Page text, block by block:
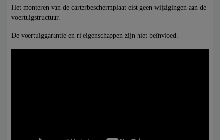
Het monteren van de carterbeschermplaat eist geen wijzigingen aan de
voertuigstructuur.
De voertuiggarantie en rijeigenschappen zijn niet beïnvloed.